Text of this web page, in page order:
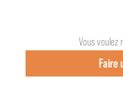
Vous voulez
Faire